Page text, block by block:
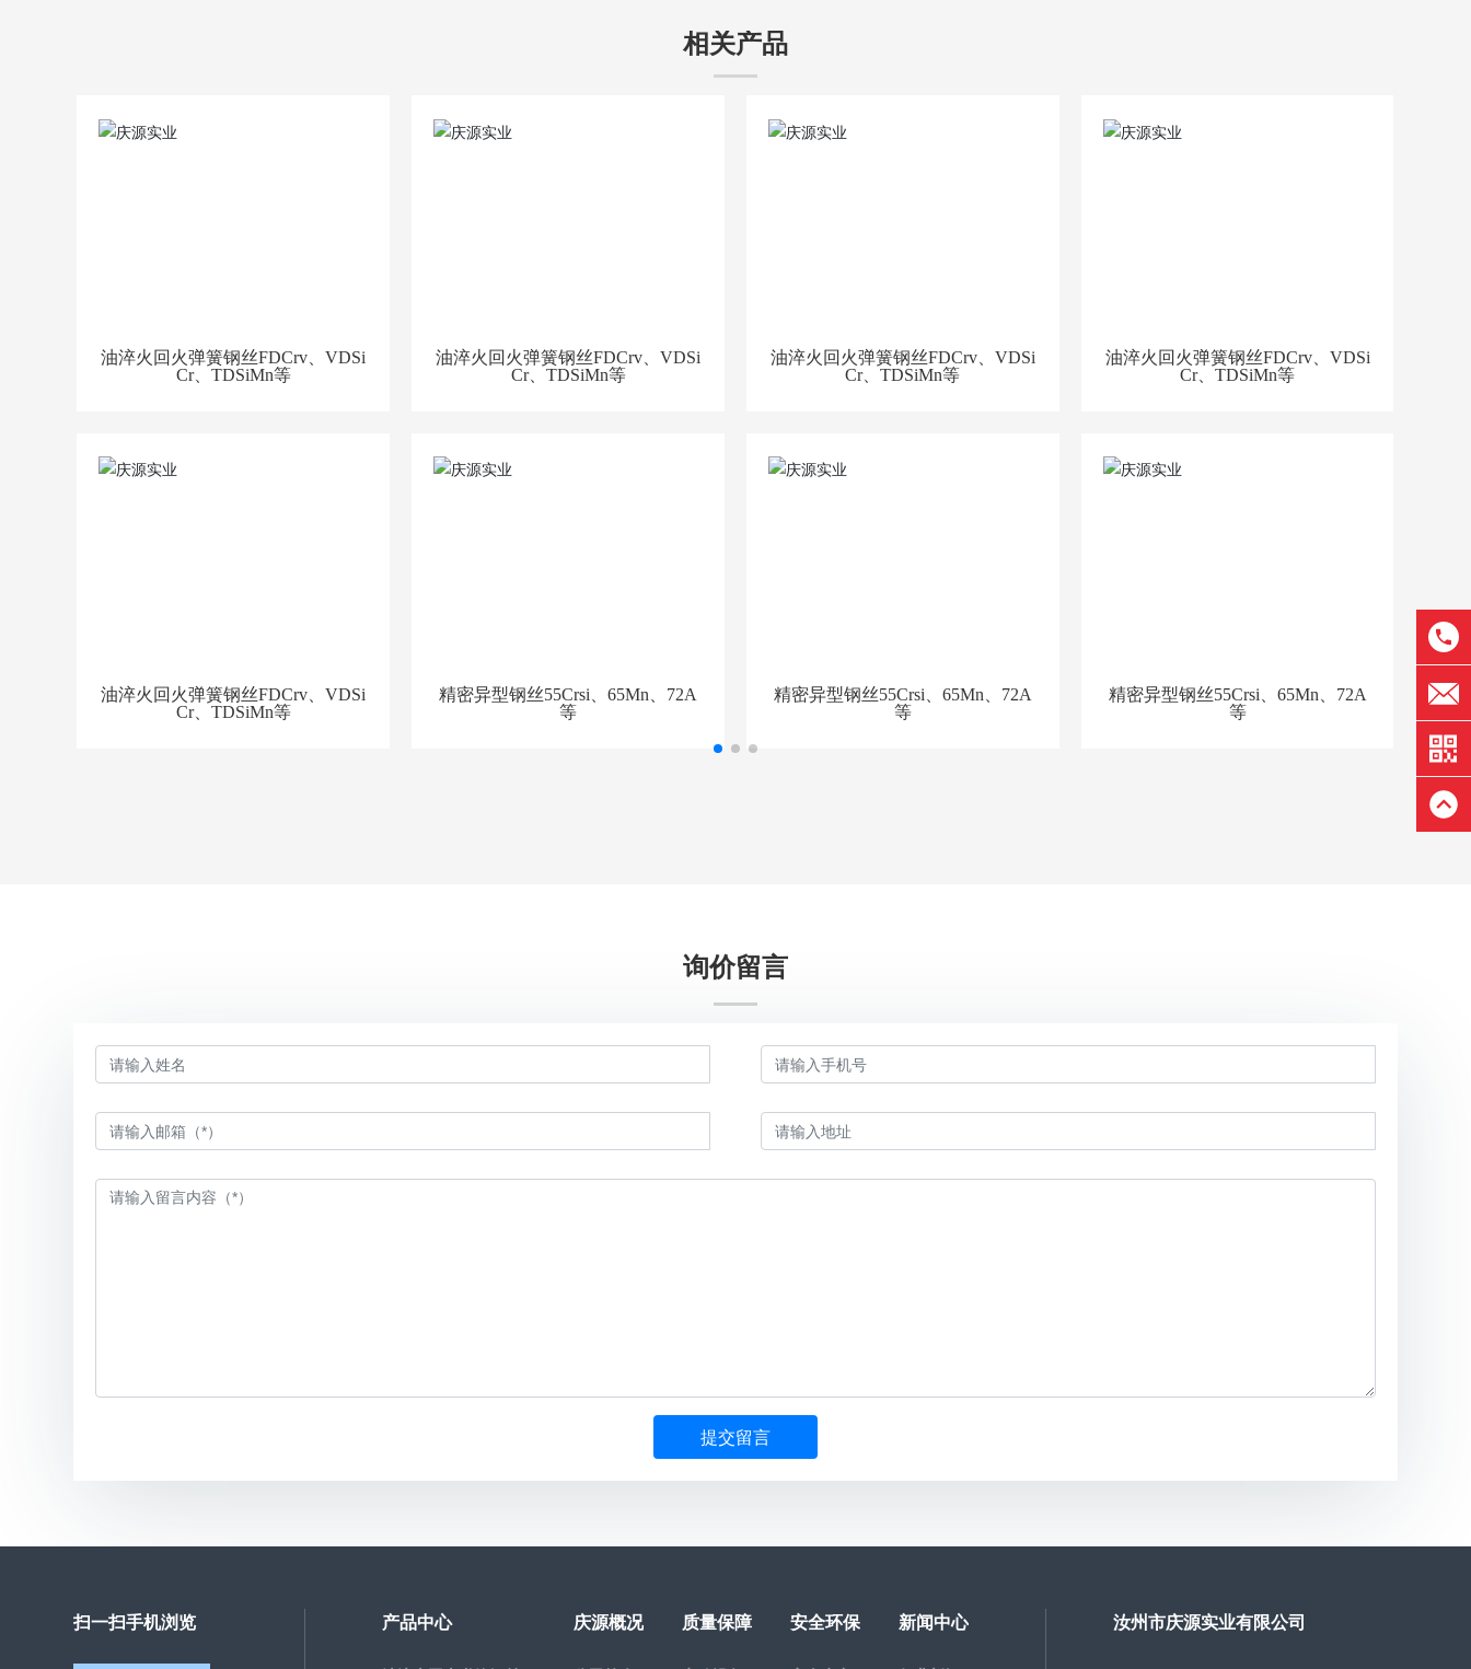
相关产品
油淬火回火弹簧钢丝FDCrv、VDSi
Cr、TDSiMn等
油淬火回火弹簧钢丝FDCrv、VDSi
Cr、TDSiMn等
油淬火回火弹簧钢丝FDCrv、VDSi
Cr、TDSiMn等
油淬火回火弹簧钢丝FDCrv、VDSi
Cr、TDSiMn等
油淬火回火弹簧钢丝FDCrv、VDSi
Cr、TDSiMn等
精密异型钢丝55Crsi、65Mn、72A
等
精密异型钢丝55Crsi、65Mn、72A
等
精密异型钢丝55Crsi、65Mn、72A
等
主
询价留言
提交留言
扫一扫手机浏览 产品中心 庆源概况 质量保障 安全环保 新闻中心 汝州市庆源实业有限公司